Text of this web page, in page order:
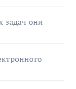
задач они